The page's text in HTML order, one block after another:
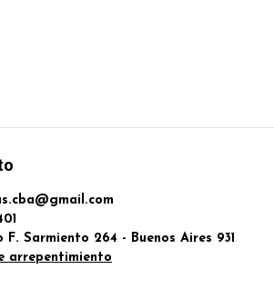
F. Sarmiento 264 - Buenos Aires 931
arrepentimiento